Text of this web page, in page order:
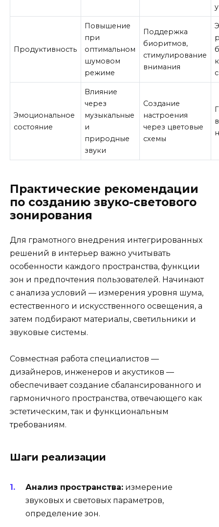
Продуктивность
Повышение
при
оптимальном
шумовом
режиме
Поддержка
биоритмов,
стимулирование
внимания
Эмоциональное
состояние
Влияние
через
музыкальные
и
природные
звуки
Создание
настроения
через цветовые
схемы
Практические рекомендации
по созданию звуко-светового
зонирования
Для грамотного внедрения интегрированных
решений в интерьер важно учитывать
особенности каждого пространства, функции
зон и предпочтения пользователей. Начинают
с анализа условий — измерения уровня шума,
естественного и искусственного освещения, а
затем подбирают материалы, светильники и
звуковые системы.
Совместная работа специалистов —
дизайнеров, инженеров и акустиков —
обеспечивает создание сбалансированного и
гармоничного пространства, отвечающего как
эстетическим, так и функциональным
требованиям.
Шаги реализации
Анализ пространства: измерение
звуковых и световых параметров,
определение зон.